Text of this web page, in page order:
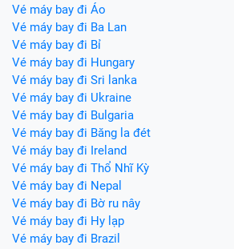
Vé máy bay đi Áo
Vé máy bay đi Ba Lan
Vé máy bay đi Bỉ
Vé máy bay đi Hungary
Vé máy bay đi Sri lanka
Vé máy bay đi Ukraine
Vé máy bay đi Bulgaria
Vé máy bay đi Băng la đét
Vé máy bay đi Ireland
Vé máy bay đi Thổ Nhĩ Kỳ
Vé máy bay đi Nepal
Vé máy bay đi Bờ ru nây
Vé máy bay đi Hy lạp
Vé máy bay đi Brazil